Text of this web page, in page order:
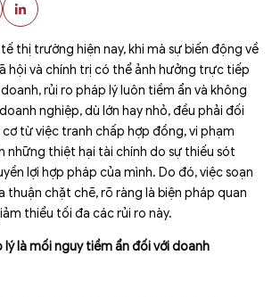
thị trường hiện nay, khi mà sự biến động về
hội và chính trị có thể ảnh hưởng trực tiếp
rủi ro pháp lý luôn tiềm ẩn và không
nghiệp, dù lớn hay nhỏ, đều phải đối
từ việc tranh chấp hợp đồng, vi phạm
những thiệt hại tài chính do sự thiếu sót
lợi hợp pháp của mình. Do đó, việc soạn
thuận chặt chẽ, rõ ràng là biện pháp quan
thiểu tối đa các rủi ro này.
lý là mối nguy tiềm ẩn đối với doanh